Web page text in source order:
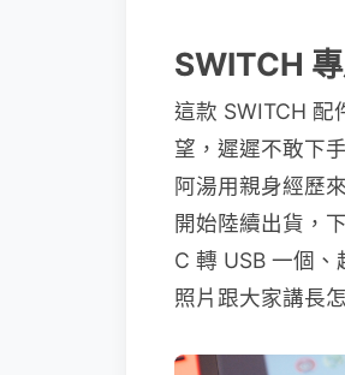
SWITCH
這款 SWITCH 配
望，遲遲不敢下
阿湯用親身經歷
開始陸續出貨，
C 轉 USB 一個
照片跟大家講長